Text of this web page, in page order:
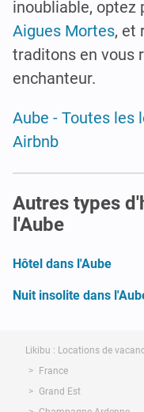
inoubliable, optez
Aigues Mortes, et
traditons en vous
enchanteur.
Aube - Toutes les
Airbnb
Autres types
l'Aube
Hôtel dans l'Aube
Nuit insolite dans
Likibu : Locations de
France
Grand Est